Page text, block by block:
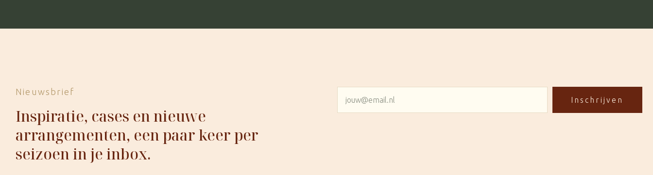
Nieuwsbrief
Inspiratie, cases en nieuwe
arrangementen, een paar keer per
seizoen in je inbox.